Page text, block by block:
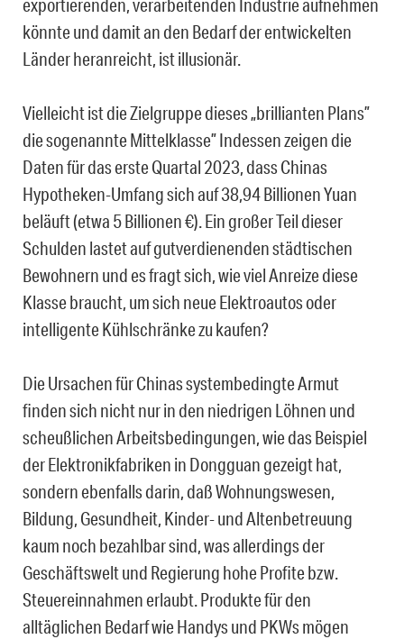
exportierenden, verarbeitenden Industrie aufnehmen
könnte und damit an den Bedarf der entwickelten
Länder heranreicht, ist illusionär.
Vielleicht ist die Zielgruppe dieses „brillianten Plans”
die sogenannte Mittelklasse” Indessen zeigen die
Daten für das erste Quartal 2023, dass Chinas
Hypotheken-Umfang sich auf 38,94 Billionen Yuan
beläuft (etwa 5 Billionen €). Ein großer Teil dieser
Schulden lastet auf gutverdienenden städtischen
Bewohnern und es fragt sich, wie viel Anreize diese
Klasse braucht, um sich neue Elektroautos oder
intelligente Kühlschränke zu kaufen?
Die Ursachen für Chinas systembedingte Armut
finden sich nicht nur in den niedrigen Löhnen und
scheußlichen Arbeitsbedingungen, wie das Beispiel
der Elektronikfabriken in Dongguan gezeigt hat,
sondern ebenfalls darin, daß Wohnungswesen,
Bildung, Gesundheit, Kinder- und Altenbetreuung
kaum noch bezahlbar sind, was allerdings der
Geschäftswelt und Regierung hohe Profite bzw.
Steuereinnahmen erlaubt. Produkte für den
alltäglichen Bedarf wie Handys und PKWs mögen